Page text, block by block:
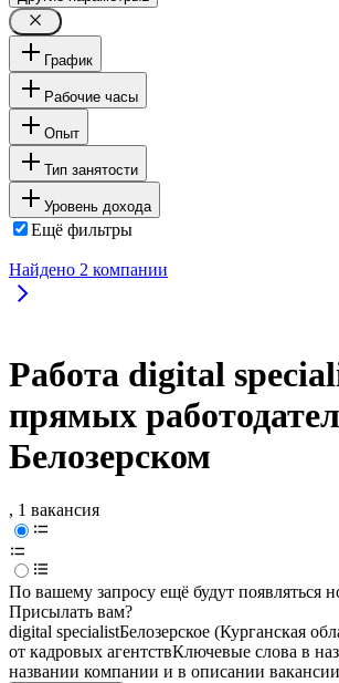
График
Рабочие часы
Опыт
Тип занятости
Уровень дохода
Ещё фильтры
Найдено 2 компании
Работа digital
прямых
Белозерском
, 1 вакансия
По вашему запросу ещё будут появляться
Присылать вам?
digital specialistБелозерское (Курганская
от кадровых агентствКлючевые слова в
названии компании и в описании вакансии